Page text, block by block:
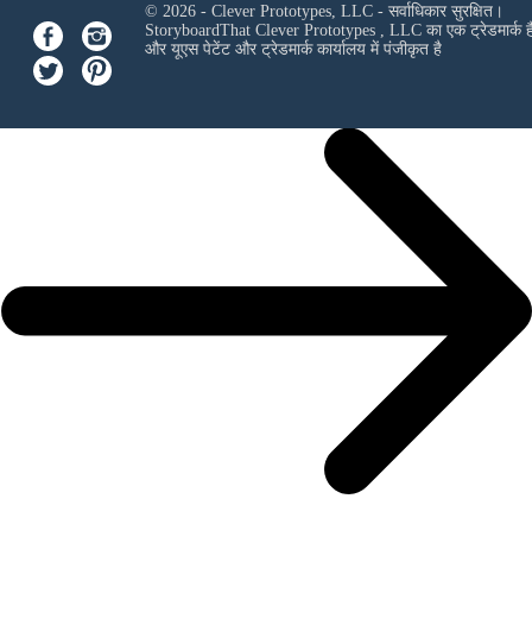
© 2026 - Clever Prototypes, LLC - सर्वाधिकार सुरक्षित।
StoryboardThat Clever Prototypes , LLCका एक ट्रेडमार्क
और यूएस पेटेंट और ट्रेडमार्क कार्यालय में पंजीकृत है